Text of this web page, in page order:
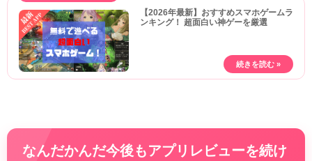
【2026年最新】おすすめスマホゲームラ
ンキング！ 超面白い神ゲーを厳選
なんだかんだ今後もアプリレビューを続け